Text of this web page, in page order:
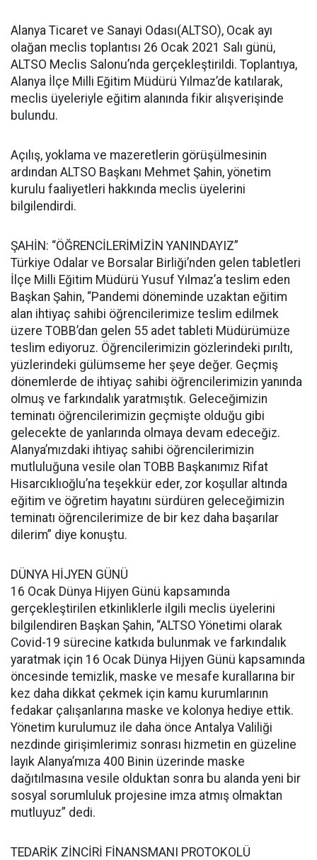
Alanya Ticaret ve Sanayi Odası(ALTSO), Ocak ayı
olağan meclis toplantısı 26 Ocak 2021 Salı günü,
ALTSO Meclis Salonu’nda gerçekleştirildi. Toplantıya,
Alanya İlçe Milli Eğitim Müdürü Yılmaz’de katılarak,
meclis üyeleriyle eğitim alanında fikir alışverişinde
bulundu.
Açılış, yoklama ve mazeretlerin görüşülmesinin
ardından ALTSO Başkanı Mehmet Şahin, yönetim
kurulu faaliyetleri hakkında meclis üyelerini
bilgilendirdi.
ŞAHİN: “ÖĞRENCİLERİMİZİN YANINDAYIZ”
Türkiye Odalar ve Borsalar Birliği’nden gelen tabletleri
İlçe Milli Eğitim Müdürü Yusuf Yılmaz’a teslim eden
Başkan Şahin, “Pandemi döneminde uzaktan eğitim
alan ihtiyaç sahibi öğrencilerimize teslim edilmek
üzere TOBB’dan gelen 55 adet tableti Müdürümüze
teslim ediyoruz. Öğrencilerimizin gözlerindeki pırıltı,
yüzlerindeki gülümseme her şeye değer. Geçmiş
dönemlerde de ihtiyaç sahibi öğrencilerimizin yanında
olmuş ve farkındalık yaratmıştık. Geleceğimizin
teminatı öğrencilerimizin geçmişte olduğu gibi
gelecekte de yanlarında olmaya devam edeceğiz.
Alanya’mızdaki ihtiyaç sahibi öğrencilerimizin
mutluluğuna vesile olan TOBB Başkanımız Rifat
Hisarcıklıoğlu’na teşekkür eder, zor koşullar altında
eğitim ve öğretim hayatını sürdüren geleceğimizin
teminatı öğrencilerimize de bir kez daha başarılar
dilerim” diye konuştu.
DÜNYA HİJYEN GÜNÜ
16 Ocak Dünya Hijyen Günü kapsamında
gerçekleştirilen etkinliklerle ilgili meclis üyelerini
bilgilendiren Başkan Şahin, “ALTSO Yönetimi olarak
Covid-19 sürecine katkıda bulunmak ve farkındalık
yaratmak için 16 Ocak Dünya Hijyen Günü kapsamında
öncesinde temizlik, maske ve mesafe kurallarına bir
kez daha dikkat çekmek için kamu kurumlarının
fedakar çalışanlarına maske ve kolonya hediye ettik.
Yönetim kurulumuz ile daha önce Antalya Valiliği
nezdinde girişimlerimiz sonrası hizmetin en güzeline
layık Alanya’mıza 400 Binin üzerinde maske
dağıtılmasına vesile olduktan sonra bu alanda yeni bir
sosyal sorumluluk projesine imza atmış olmaktan
mutluyuz” dedi.
TEDARİK ZİNCİRİ FİNANSMANI PROTOKOLÜ